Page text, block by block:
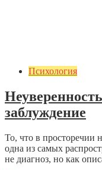
Психология
заблуждение
То, что в просторечии
одна из самых
не диагноз, но как